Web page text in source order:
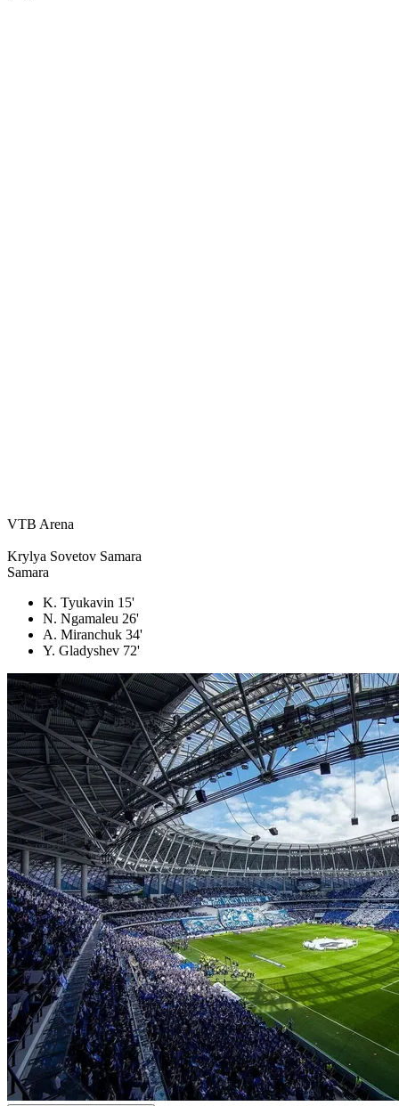
VTB Arena
Krylya Sovetov Samara
Samara
K. Tyukavin 15'
N. Ngamaleu 26'
A. Miranchuk 34'
Y. Gladyshev 72'